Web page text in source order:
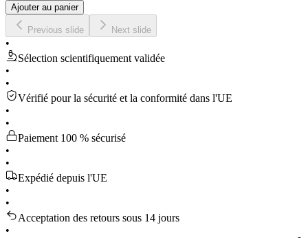
Ajouter au panier
Previous slide Next slide
•
Sélection scientifiquement validée
•
•
Vérifié pour la sécurité et la conformité dans l'UE
•
•
Paiement 100 % sécurisé
•
•
Expédié depuis l'UE
•
•
Acceptation des retours sous 14 jours
•